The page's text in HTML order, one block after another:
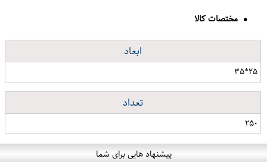
مختصات کالا
ابعاد
۲۵*۳۵
تعداد
۲۵۰
پیشنهاد هایی برای شما